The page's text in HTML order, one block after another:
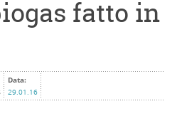
fatto in
Data:
29.01.16